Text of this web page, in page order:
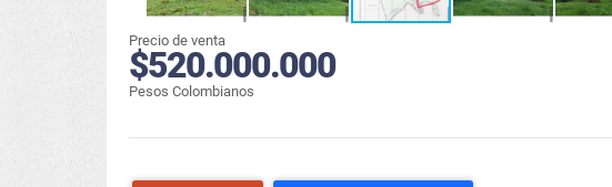
Precio de venta
$520.000.000
Pesos Colombianos